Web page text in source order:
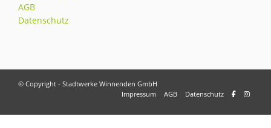
AGB
Datenschutz
© Copyright - Stadtwerke Winnenden GmbH
Impressum
AGB Datenschutz